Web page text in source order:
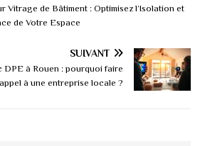
Vitrage de Bâtiment : Optimisez l’Isolation et
de Votre Espace
SUIVANT
à Rouen : pourquoi faire
appel à une entreprise locale ?